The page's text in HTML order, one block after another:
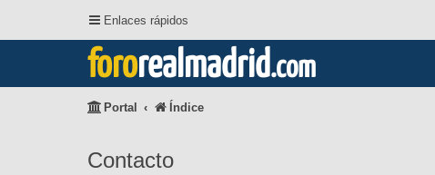
Enlaces rápidos
fororealmadrid.com
Portal Índice
Contacto